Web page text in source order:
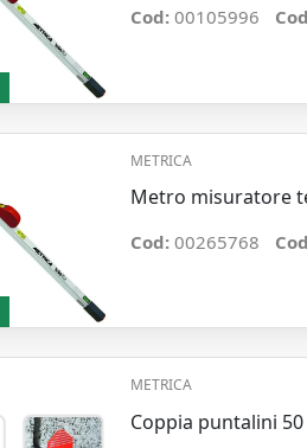
Cod: 00105996
METRICA
Metro misuratore
Cod: 00265768
METRICA
Coppia puntalini